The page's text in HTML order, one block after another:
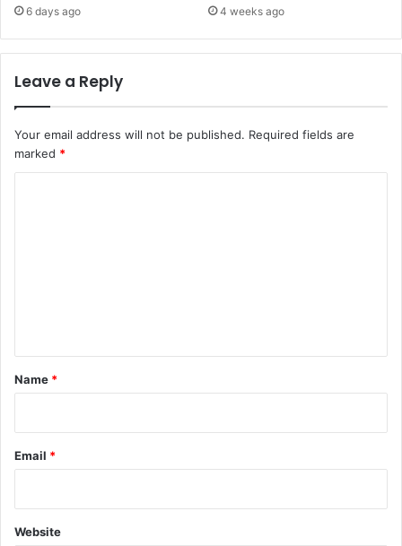
6 days ago 4 weeks ago
Leave a Reply
Your email address will not be published. Required fields are
marked *
*
Name *
Email *
Website